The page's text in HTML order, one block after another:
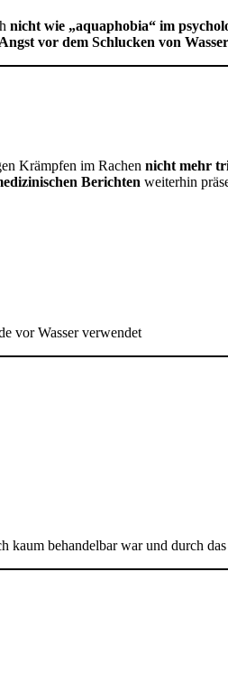
nicht wie „aquaphobia“ im
vor dem Schlucken von Wasser
Krämpfen im Rachen nicht mehr
Berichten weiterhin
vor Wasser verwendet
kaum behandelbar war und durch